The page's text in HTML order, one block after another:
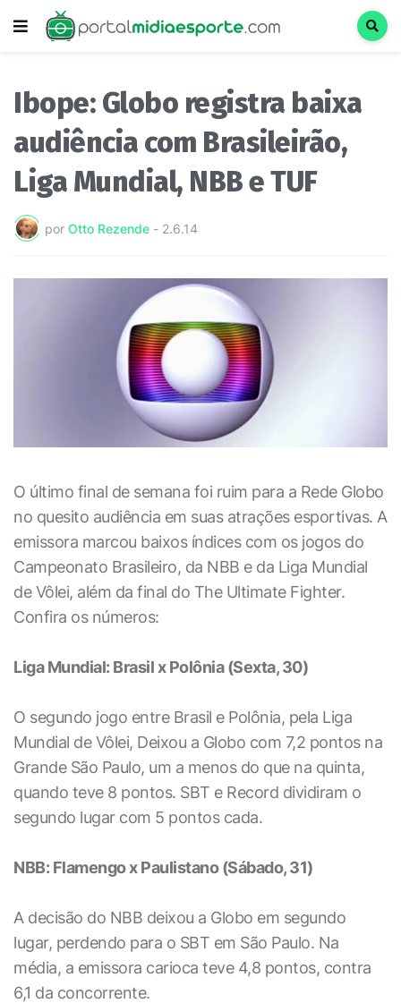
Ibope: Globo registra baixa
audiência com Brasileirão,
Liga Mundial, NBB e TUF
por Otto Rezende - 2.6.14
O último final de semana foi ruim para a Rede Globo
no quesito audiência em suas atrações esportivas. A
emissora marcou baixos índices com os jogos do
Campeonato Brasileiro, da NBB e da Liga Mundial
de Vôlei, além da final do The Ultimate Fighter.
Confira os números:
Liga Mundial: Brasil x Polônia (Sexta, 30)
O segundo jogo entre Brasil e Polônia, pela Liga
Mundial de Vôlei, Deixou a Globo com 7,2 pontos na
Grande São Paulo, um a menos do que na quinta,
quando teve 8 pontos. SBT e Record dividiram o
segundo lugar com 5 pontos cada.
NBB: Flamengo x Paulistano (Sábado, 31)
A decisão do NBB deixou a Globo em segundo
lugar, perdendo para o SBT em São Paulo. Na
média, a emissora carioca teve 4,8 pontos, contra
6,1 da concorrente.